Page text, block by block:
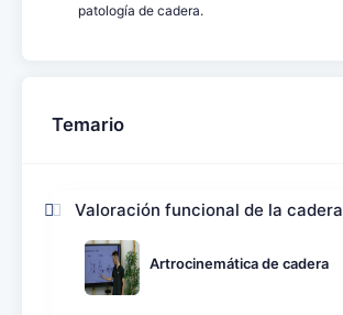
patología de cadera.
Temario
Valoración funcional de la cadera
Artrocinemática de cadera